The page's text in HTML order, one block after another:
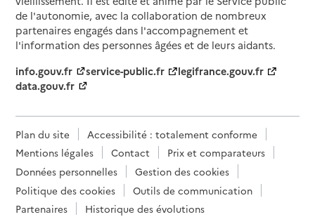
de l'autonomie, avec la collaboration de nombreux
partenaires engagés dans l'accompagnement et
l'information des personnes âgées et de leurs aidants.
info.gouv.fr
service-public.fr
legifrance.gouv.fr
data.gouv.fr
Plan du site
Accessibilité : totalement conforme
Mentions légales
Contact
Prix et comparateurs
Données personnelles
Gestion des cookies
Politique des cookies
Outils de communication
Partenaires
Historique des évolutions